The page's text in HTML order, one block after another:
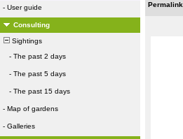
- User guide
Consulting
Sightings
- The past 2 days
- The past 5 days
- The past 15 days
- Map of gardens
- Galleries
Permalink